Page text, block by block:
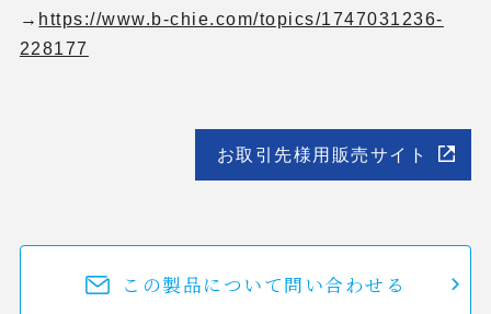
→ https://www.b-chie.com/topics/1747031236-
228177
お取引先様用販売サイト
この製品について問い合わせる